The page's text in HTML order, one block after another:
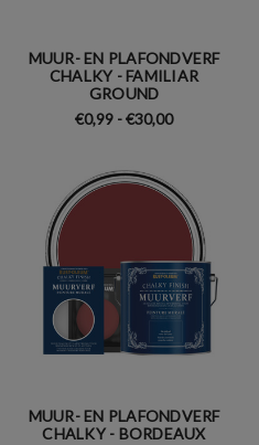
MUUR- EN PLAFONDVERF
CHALKY - FAMILIAR
GROUND
€0,99 - €30,00
MUUR- EN PLAFONDVERF
CHALKY - BORDEAUX